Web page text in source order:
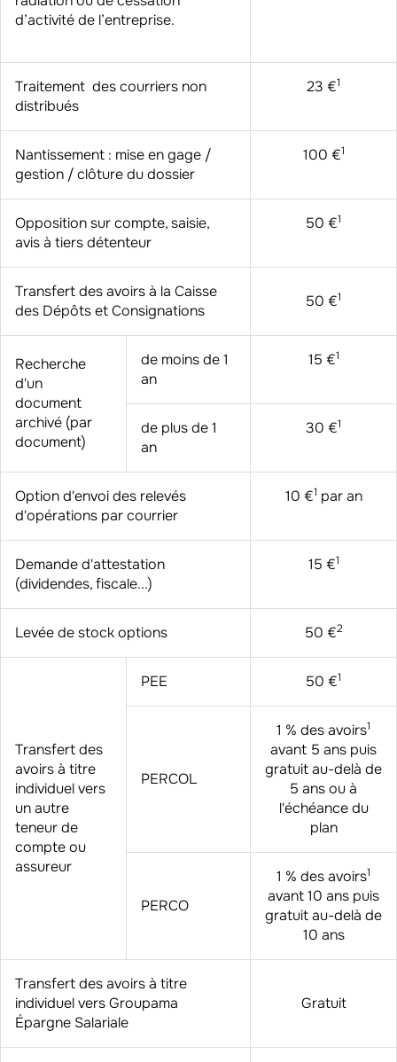
d’activité de l’entreprise.
Traitement des courriers non
distribués
23 €1
Nantissement : mise en gage /
gestion / clôture du dossier
100 €1
Opposition sur compte, saisie,
avis à tiers détenteur
50 €1
Transfert des avoirs à la Caisse
des Dépôts et Consignations
50 €1
Recherche
d'un
document
archivé (par
document)
de moins de 1
an
15 €1
de plus de 1
an
30 €1
Option d'envoi des relevés
d'opérations par courrier
10 €1 par an
Demande d'attestation
(dividendes, fiscale...)
15 €1
Levée de stock options 50 €2
Transfert des
avoirs à titre
individuel vers
un autre
teneur de
compte ou
assureur
PEE 50 €1
PERCOL
1 % des avoirs1
avant 5 ans puis
gratuit au-delà de
5 ans ou à
l'échéance du
plan
PERCO
1 % des avoirs1
avant 10 ans puis
gratuit au-delà de
10 ans
Transfert des avoirs à titre
individuel vers Groupama
Épargne Salariale
Gratuit